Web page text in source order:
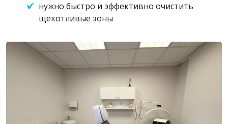
нужно быстро и эффективно очистить
щекотливые зоны